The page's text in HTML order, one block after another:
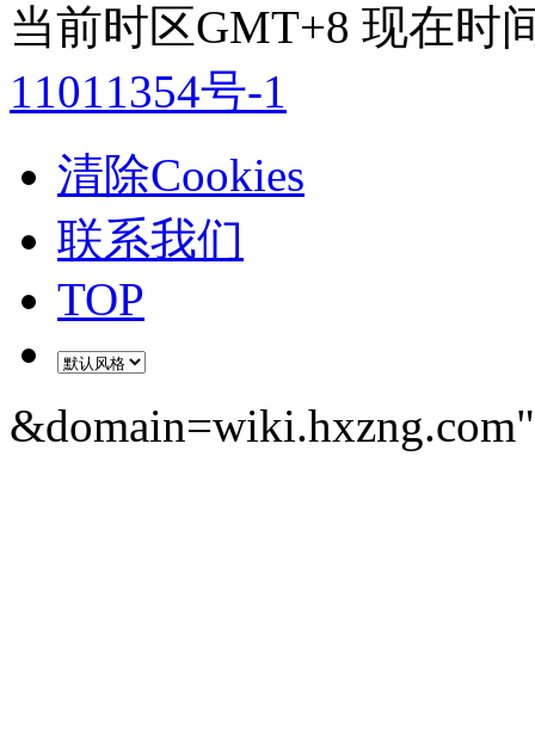
当前时区GMT+8 现在时
11011354号-1
清除Cookies
联系我们
TOP